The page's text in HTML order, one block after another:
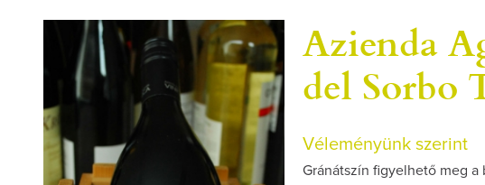
Azienda
del Sorbo
Véleményünk szerint
Gránátszín figyelhető meg